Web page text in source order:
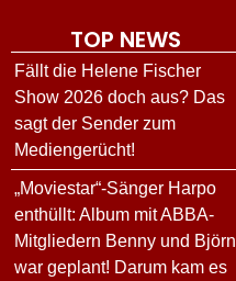
TOP NEWS
Fällt die Helene Fischer
Show 2026 doch aus? Das
sagt der Sender zum
Mediengerücht!
„Moviestar“-Sänger Harpo
enthüllt: Album mit ABBA-
Mitgliedern Benny und Björn
war geplant! Darum kam es